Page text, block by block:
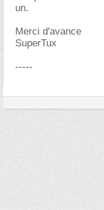
un.
Merci d'avance
SuperTux
-----